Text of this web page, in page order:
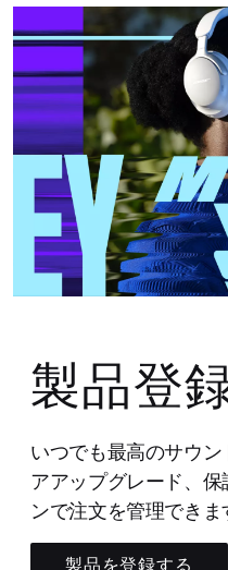
製品登
いつでも最高のサウ
アアップグレード、
ンで注文を管理できま
製品を登録する